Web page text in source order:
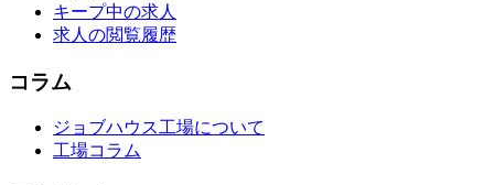
キープ中の求人
求人の閲覧履歴
コラム
ジョブハウス工場について
工場コラム